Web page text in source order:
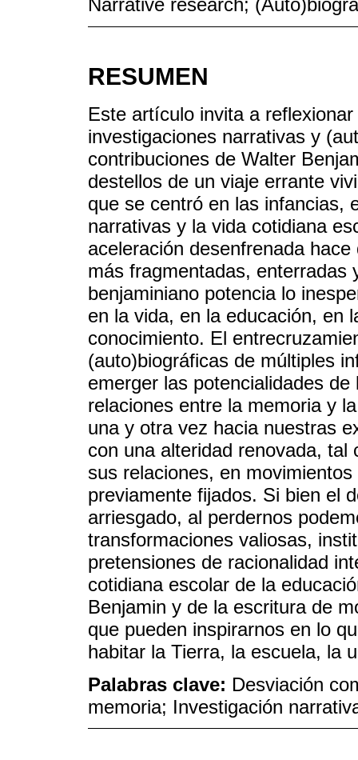
Narrative research;
RESUMEN
Este artículo invita a
investigaciones narrativas y
contribuciones de Walter
destellos de un viaje errante
que se centró en las infancias,
narrativas y la vida cotidiana
aceleración desenfrenada
más fragmentadas, enterradas
benjaminiano potencia lo
en la vida, en la educación, en
conocimiento. El
(auto)biográficas de múltiples
emerger las potencialidades
relaciones entre la memoria y
una y otra vez hacia nuestras
con una alteridad renovada,
sus relaciones, en
previamente fijados. Si bien el
arriesgado, al perdernos
transformaciones valiosas,
pretensiones de racionalidad
cotidiana escolar de la
Benjamin y de la escritura de
que pueden inspirarnos en lo
habitar la Tierra, la escuela, la
Palabras clave: Desviación
memoria; Investigación